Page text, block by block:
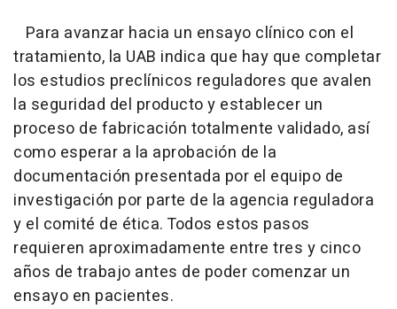
Para avanzar hacia un ensayo clínico con el
tratamiento, la UAB indica que hay que completar
los estudios preclínicos reguladores que avalen
la seguridad del producto y establecer un
proceso de fabricación totalmente validado, así
como esperar a la aprobación de la
documentación presentada por el equipo de
investigación por parte de la agencia reguladora
y el comité de ética. Todos estos pasos
requieren aproximadamente entre tres y cinco
años de trabajo antes de poder comenzar un
ensayo en pacientes.